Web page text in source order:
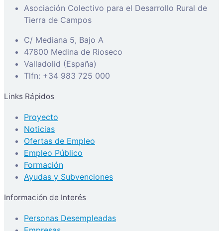
Asociación Colectivo para el Desarrollo Rural de
Tierra de Campos
C/ Mediana 5, Bajo A
47800 Medina de Rioseco
Valladolid (España)
Tlfn: +34 983 725 000
Links Rápidos
Proyecto
Noticias
Ofertas de Empleo
Empleo Público
Formación
Ayudas y Subvenciones
Información de Interés
Personas Desempleadas